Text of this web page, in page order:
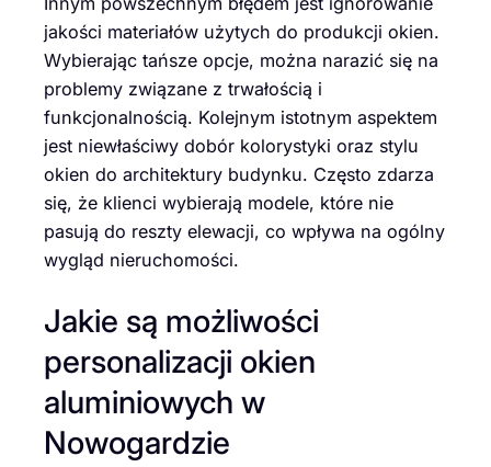
jakości materiałów użytych do produkcji okien.
Wybierając tańsze opcje, można narazić się na
problemy związane z trwałością i
funkcjonalnością. Kolejnym istotnym aspektem
jest niewłaściwy dobór kolorystyki oraz stylu
okien do architektury budynku. Często zdarza
się, że klienci wybierają modele, które nie
pasują do reszty elewacji, co wpływa na ogólny
wygląd nieruchomości.
Jakie są możliwości
personalizacji okien
aluminiowych w
Nowogardzie